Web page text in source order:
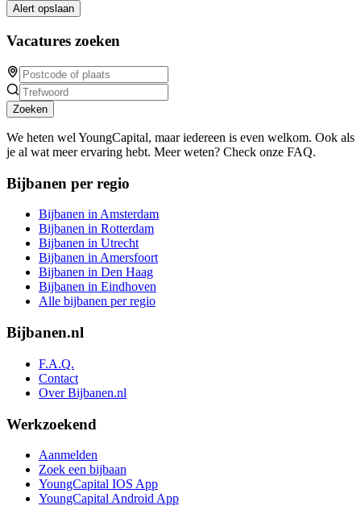
Alert opslaan
Vacatures zoeken
Zoeken
We heten wel YoungCapital, maar iedereen is even welkom. Ook als
je al wat meer ervaring hebt. Meer weten? Check onze FAQ.
Bijbanen per regio
Bijbanen in Amsterdam
Bijbanen in Rotterdam
Bijbanen in Utrecht
Bijbanen in Amersfoort
Bijbanen in Den Haag
Bijbanen in Eindhoven
Alle bijbanen per regio
Bijbanen.nl
F.A.Q.
Contact
Over Bijbanen.nl
Werkzoekend
Aanmelden
Zoek een bijbaan
YoungCapital IOS App
YoungCapital Android App